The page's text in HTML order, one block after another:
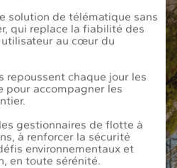
solution de télématique sans
qui replace la fiabilité des
utilisateur au cœur du
repoussent chaque jour les
pour accompagner les
gestionnaires de flotte à
à renforcer la sécurité
environnementaux et
en toute sérénité.